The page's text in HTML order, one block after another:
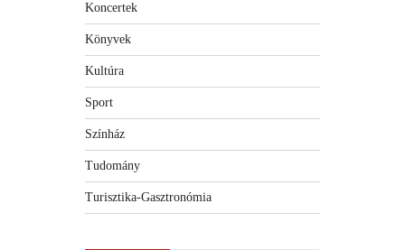
Koncertek
Könyvek
Kultúra
Sport
Színház
Tudomány
Turisztika-Gasztronómia